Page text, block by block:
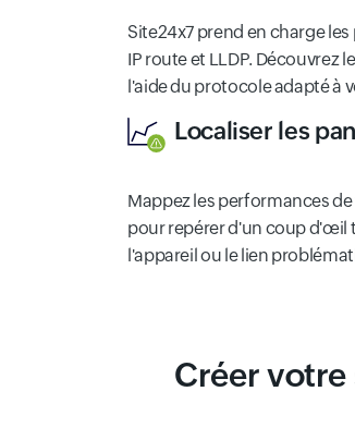
Site24x7 prend en charge
IP route et LLDP. Découvrez
l'aide du protocole adapté à
Localiser les
Mappez les performances
pour repérer d'un coup d'œil
l'appareil ou le lien
Créer votre